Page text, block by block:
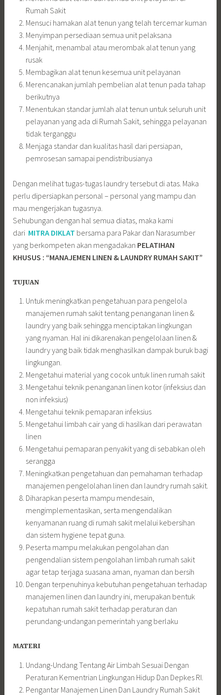
Rumah Sakit
Mensuci hamakan alat tenun yang telah tercemar kuman
Menyimpan persediaan semua unit pelaksana
Menjahit, menambal atau merombak alat tenun yang
rusak
Membagikan alat tenun kesemua unit pelayanan
Merencanakan jumlah pembelian alat tenun pada tahap
berikutnya
Menentukan standar jumlah alat tenun untuk seluruh unit
pelayanan yang ada di Rumah Sakit, sehingga pelayanan
tidak terganggu
Menjaga standar dan kualitas hasil dari persiapan,
pemrosesan samapai pendistribusianya
Dengan melihat tugas-tugas laundry tersebut di atas. Maka
perlu dipersiapkan personal – personal yang mampu dan
mau mengerjakan tugasnya.
Sehubungan dengan hal semua diatas, maka kami
dari MITRA DIKLAT bersama para Pakar dan Narasumber
yang berkompeten akan mengadakan PELATIHAN
KHUSUS : “MANAJEMEN LINEN & LAUNDRY RUMAH SAKIT”
TUJUAN
Untuk meningkatkan pengetahuan para pengelola
manajemen rumah sakit tentang penanganan linen &
laundry yang baik sehingga menciptakan lingkungan
yang nyaman. Hal ini dikarenakan pengelolaan linen &
laundry yang baik tidak menghasilkan dampak buruk bagi
lingkungan.
Mengetahui material yang cocok untuk linen rumah sakit
Mengetahui teknik penanganan linen kotor (infeksius dan
non infeksius)
Mengetahui teknik pemaparan infeksius
Mengetahui limbah cair yang di hasilkan dari perawatan
linen
Mengetahui pemaparan penyakit yang di sebabkan oleh
serangga
Meningkatkan pengetahuan dan pemahaman terhadap
manajemen pengelolahan linen dan laundry rumah sakit.
Diharapkan peserta mampu mendesain,
mengimplementasikan, serta mengendalikan
kenyamanan ruang di rumah sakit melalui kebersihan
dan sistem hygiene tepat guna.
Peserta mampu melakukan pengolahan dan
pengendalian sistem pengolahan limbah rumah sakit
agar tetap terjaga suasana aman, nyaman dan bersih
Dengan terpenuhinya kebutuhan pengetahuan terhadap
manajemen linen dan laundry ini, merupakan bentuk
kepatuhan rumah sakit terhadap peraturan dan
perundang-undangan pemerintah yang berlaku
MATERI
Undang-Undang Tentang Air Limbah Sesuai Dengan
Peraturan Kementrian Lingkungan Hidup Dan Depkes RI.
Pengantar Manajemen Linen Dan Laundry Rumah Sakit